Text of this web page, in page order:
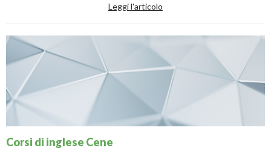
Leggi l'articolo
Corsi di inglese Cene